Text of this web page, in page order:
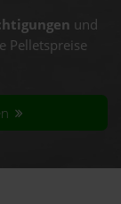
und
Pelletspreise